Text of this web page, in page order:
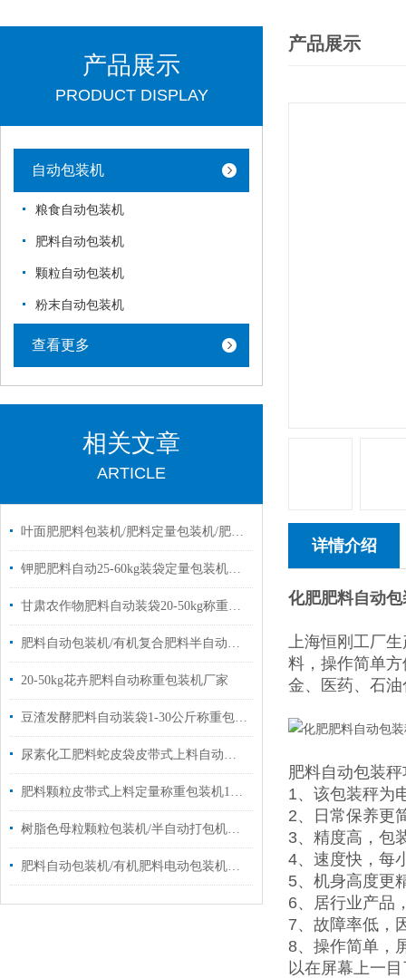
产品展示
PRODUCT DISPLAY
自动包装机
粮食自动包装机
肥料自动包装机
颗粒自动包装机
粉末自动包装机
查看更多
相关文章
ARTICLE
叶面肥肥料包装机/肥料定量包装机/肥料称重包装机
钾肥肥料自动25-60kg装袋定量包装机简单操作
甘肃农作物肥料自动装袋20-50kg称重电子包装机厂家定制
肥料自动包装机/有机复合肥料半自动包装机厂家
20-50kg花卉肥料自动称重包装机厂家
豆渣发酵肥料自动装袋1-30公斤称重包装机厂家
尿素化工肥料蛇皮袋皮带式上料自动称重包装机厂家定制
肥料颗粒皮带式上料定量称重包装机10-50公斤
树脂色母粒颗粒包装机/半自动打包机厂家定制
肥料自动包装机/有机肥料电动包装机定制厂家
产品展示
详情介绍
化肥肥料自动
上海恒刚工厂
料，操作简单
金、医药、石
肥料自动包装秤
1、该包装秤为
2、日常保养更
3、精度高，包
4、速度快，每
5、机身高度更
6、居行业产品
7、故障率低，
8、操作简单，
以在屏幕上一